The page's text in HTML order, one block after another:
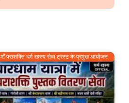
माँ पराशक्ति धर्म रहस्य सेवा ट्रस्ट के प्रमुख आयोजन